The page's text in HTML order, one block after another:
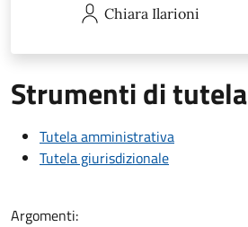
Chiara Ilarioni
Strumenti di tutela
Tutela amministrativa
Tutela giurisdizionale
Argomenti: